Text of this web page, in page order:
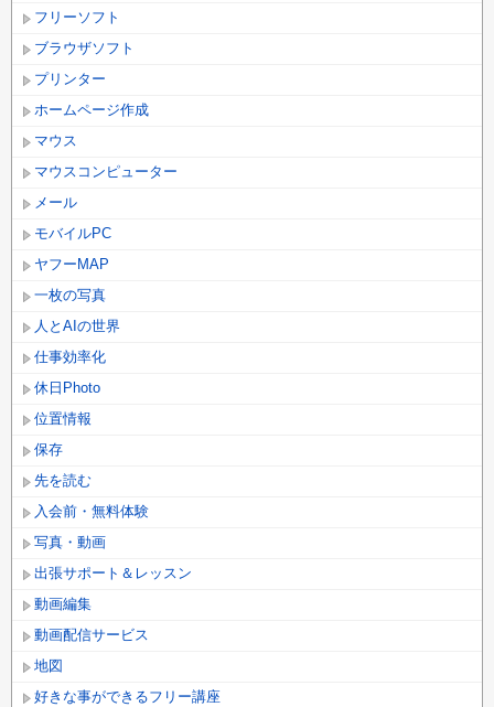
フリーソフト
ブラウザソフト
プリンター
ホームページ作成
マウス
マウスコンピューター
メール
モバイルPC
ヤフーMAP
一枚の写真
人とAIの世界
仕事効率化
休日Photo
位置情報
保存
先を読む
入会前・無料体験
写真・動画
出張サポート＆レッスン
動画編集
動画配信サービス
地図
好きな事ができるフリー講座